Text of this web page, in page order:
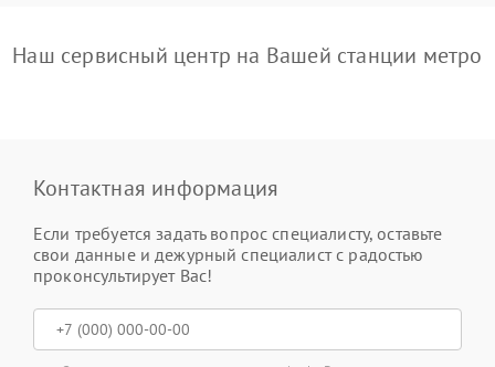
Наш сервисный центр на Вашей станции метро
Контактная информация
Если требуется задать вопрос специалисту, оставьте
свои данные и дежурный специалист с радостью
проконсультирует Вас!